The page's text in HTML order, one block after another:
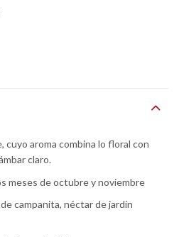
aroma combina lo floral con
claro.
meses de octubre y noviembre
campanita, néctar de jardín